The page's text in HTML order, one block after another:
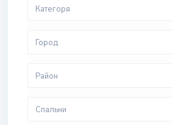
Категоря
Город
Район
Спальни